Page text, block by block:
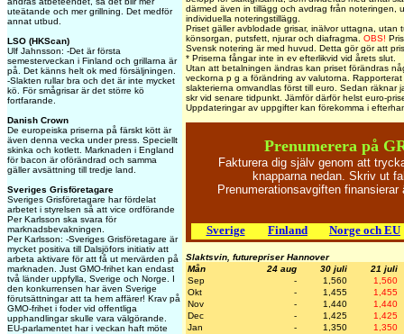
uteätande och mer grillning. Det medför
annat utbud.
LSO (HKScan)
Ulf Jahnsson: -Det är första
semesterveckan i Finland och grillarna är
på. Det känns helt ok med försäljningen.
-Slakten rullar bra och det är inte mycket
kö. För smågrisar är det större kö
fortfarande.
Danish Crown
De europeiska priserna på färskt kött är
även denna vecka under press. Speciellt
skinka och kotlett. Marknaden i England
för bacon är oförändrad och samma
gäller avsättning till tredje land.
Sveriges Grisföretagare
Sveriges Grisföretagare har fördelat
arbetet i styrelsen så att vice ordförande
Per Karlsson ska svara för
marknadsbevakningen.
Per Karlsson: -Sveriges Grisföretagare är
mycket positiva till Dalsjöfors initiativ att
arbeta aktivare för att få ut mervärden på
marknaden. Just GMO-frihet kan endast
två länder uppfylla, Sverige och Norge. I
den konkurrensen har även Sverige
förutsättningar att ta hem affärer! Krav på
GMO-frihet i foder vid offentliga
upphandlingar skulle vara välgörande.
EU-parlamentet har i veckan haft möte
därmed även in tillägg och avdrag från noteringen,
individuella noteringstillägg.
Priset gäller avblodade grisar, inälvor uttagna, utan
könsorgan, putsfett, njurar och diafragma. OBS!
Svensk notering är med huvud. Detta gör gör att
* Priserna fångar inte in ev efterlikvid vid årets slut.
Utan att betalningen ändras kan priset förändras
veckorna p g a förändring av valutorna. Rapporterat
slakterierna omvandlas först till euro. Sedan räknar
skr vid senare tidpunkt. Jämför därför helst euro-
Uppdateringar av uppgifter kan förekomma i
Prenumerera på
Fakturera dig själv genom att
knapparna nedan. Skriv ut
Prenumerationsavgiften finansierar
Sverige Finland Norge och EU
Slaktsvin, futurepriser Hannover
Mån
24 aug 30 juli
21 juli
Sep
- 1,560
1,560
Okt
- 1,455
1,455
Nov
- 1,440
1,440
Dec
- 1,425
1,425
Jan
- 1,350
1,350